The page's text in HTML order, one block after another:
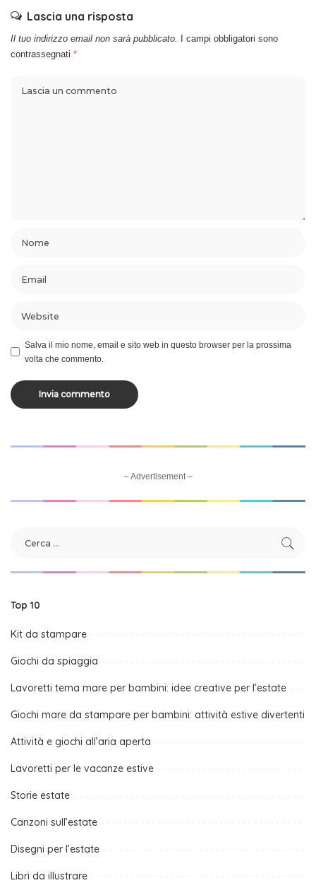
Lascia una risposta
Il tuo indirizzo email non sarà pubblicato.
I campi obbligatori sono
contrassegnati *
Salva il mio nome, email e sito web in questo browser per la prossima
volta che commento.
– Advertisement –
Top 10
Kit da stampare
Giochi da spiaggia
Lavoretti tema mare per bambini: idee creative per l’estate
Giochi mare da stampare per bambini: attività estive divertenti
Attività e giochi all’aria aperta
Lavoretti per le vacanze estive
Storie estate
Canzoni sull’estate
Disegni per l’estate
Libri da illustrare